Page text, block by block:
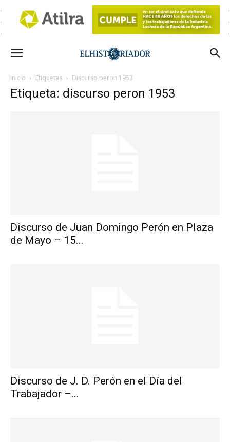
Inicio Etiquetas Discurso peron 1953
Etiqueta: discurso peron 1953
Discurso de Juan Domingo Perón en Plaza
de Mayo – 15...
Discurso de J. D. Perón en el Día del
Trabajador –...